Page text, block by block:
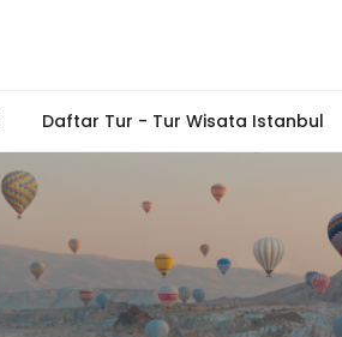
Daftar Tur - Tur Wisata Istanbul